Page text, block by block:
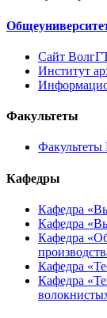
Сайт
Институт
Факультеты
Кафедры
Кафедра
Кафедра
Кафедра
Кафедра
Кафедра